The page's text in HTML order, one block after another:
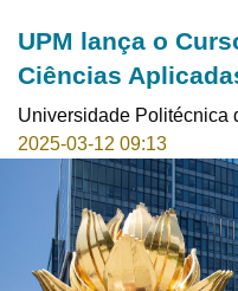
UPM lança o
Ciências
Universidade Politécnica
2025-03-12 09:13